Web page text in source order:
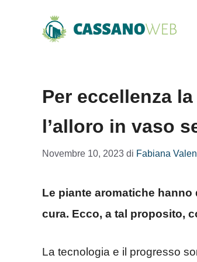
Per eccellenza
l’alloro in vaso
Novembre 10, 2023 di Fabiana
Le piante aromatiche
cura. Ecco, a tal proposito,
La tecnologia e il progresso